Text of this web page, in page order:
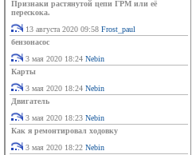
Признаки растянутой цепи ГРМ или её
перескока.
13 августа 2020 09:58 Frost_paul
бензонасос
3 мая 2020 18:24 Nebin
Карты
3 мая 2020 18:24 Nebin
Двигатель
3 мая 2020 18:23 Nebin
Как я ремонтировал ходовку
3 мая 2020 18:22 Nebin